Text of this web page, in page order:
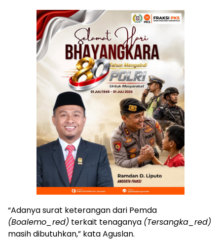
“Adanya surat keterangan dari Pemda
(Boalemo_red) terkait tenaganya (Tersangka_red)
masih dibutuhkan,” kata Aguslan.